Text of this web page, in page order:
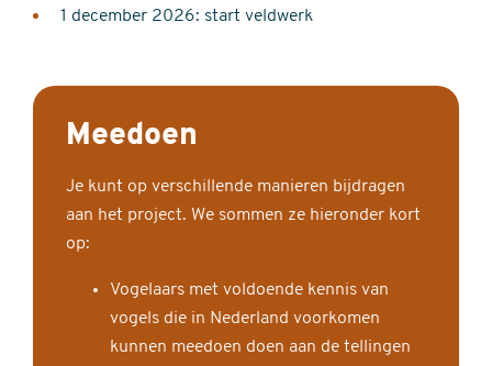
1 december 2026: start veldwerk
Meedoen
Je kunt op verschillende manieren bijdragen
aan het project. We sommen ze hieronder kort
op:
Vogelaars met voldoende kennis van
vogels die in Nederland voorkomen
kunnen meedoen doen aan de tellingen